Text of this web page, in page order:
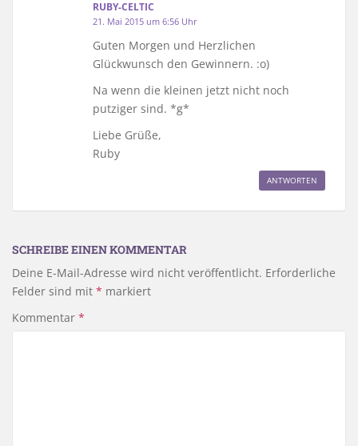
RUBY-CELTIC
21. Mai 2015 um 6:56 Uhr
Guten Morgen und Herzlichen
Glückwunsch den Gewinnern. :o)
Na wenn die kleinen jetzt nicht noch
putziger sind. *g*
Liebe Grüße,
Ruby
ANTWORTEN
SCHREIBE EINEN KOMMENTAR
Deine E-Mail-Adresse wird nicht veröffentlicht. Erforderliche
Felder sind mit * markiert
Kommentar *